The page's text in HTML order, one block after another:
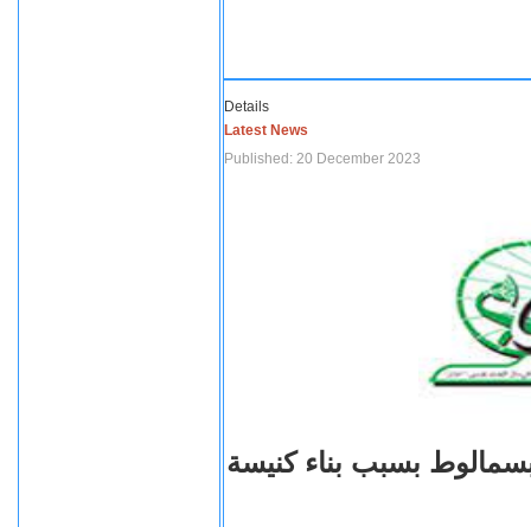
Details
Latest News
Published: 20 December 2023
بسبب بناء كنيسة